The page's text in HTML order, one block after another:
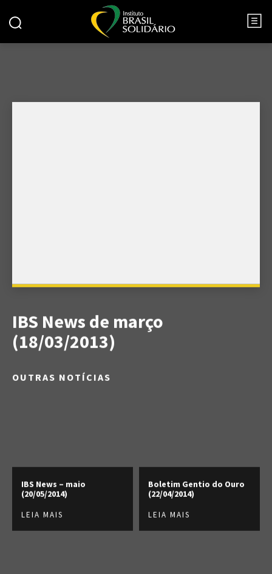
IBS News de março
(18/03/2013)
OUTRAS NOTÍCIAS
IBS News – maio
(20/05/2014)
LEIA MAIS
Boletim Gentio do Ouro
(22/04/2014)
LEIA MAIS